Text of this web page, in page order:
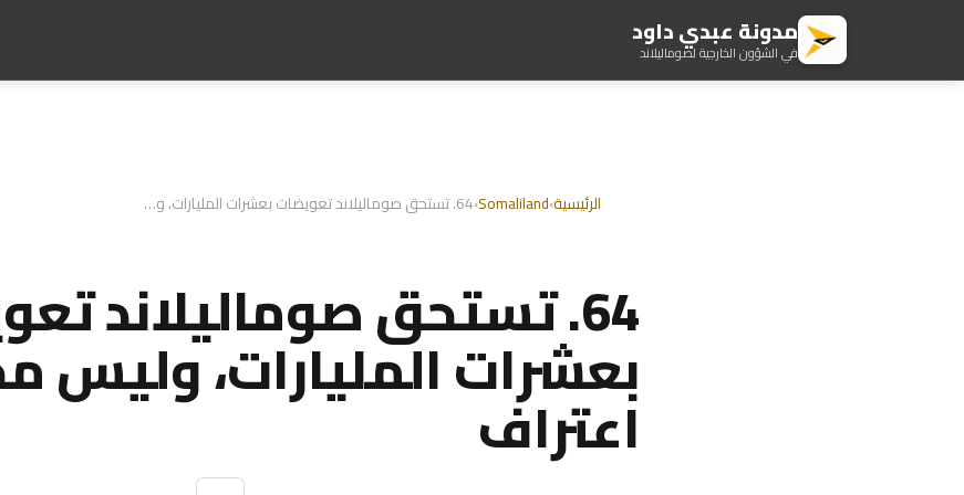
مدونة عبدي داود
في الشؤون الخارجية لصوماليلاند
الرئيسية›
Somaliland
› 64. تستحق صوماليلاند تعويضات بعشرات المليارات، وليس مجرد اعتراف
64. تستحق صوماليلاند
بعشرات المليارات، وليس
اعتراف